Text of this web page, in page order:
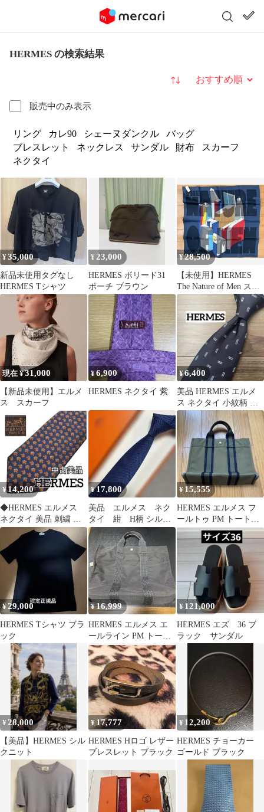
HERMES の検索結果
販売中のみ表示
並び替え
リング カレ90 シェーヌダンクル
バッグ
ブレスレット
ネックレス サンダル 財布
スカーフ
ネクタイ
¥35,000
新品未使用タグなし
HERMES Tシャツ
¥ 23,000
HERMES ボリード31
ポーチ ブラウン
¥28,500
【未使用】HERMES
The Nature of Men スカ
ーフ
現在 ¥31,000
【新品未使用】エルメ
ス スカーフ
¥6,900
HERMES ネクタイ 紫
¥6,400
美品 HERMES エルメ
ス ネクタイ 小紋柄 ネ
イビー
¥14,200
◆HERMES エルメス
ネクタイ 美品 刺繍 馬
ホース 総柄 ネイビー系
¥17,800
美品 エルメス ネク
タイ 紺 H柄 シルク
ジャガード
¥ 15,555
HERMES エルメス フ
ールトゥ PM トートバ
ッグ
¥29,000
HERMES Tシャツ ブラ
ック
¥16,999
HERMES エルメス エ
ールライン PM トート
バッグ ミニサイズ
¥ 121,000
HERMES エズ 36 ブ
ラック サンダル
¥ 28,000
【美品】HERMES シル
クニット
¥ 17,777
HERMES Hロゴ レザー
ブレスレット ブラック
¥ 12,200
HERMES チョーカー
ゴールド ブラック